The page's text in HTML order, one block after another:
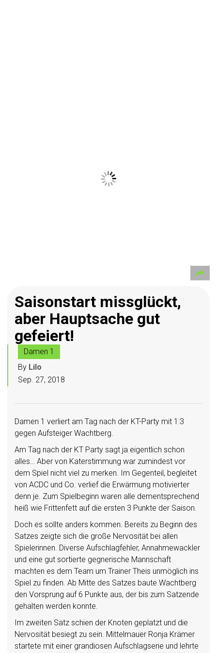
Saisonstart missglückt,
aber Hauptsache gut
gefeiert!
Damen 1
By Lilo
Sep. 27, 2018
Damen 1 verliert am Tag nach der KT-Party mit 1:3
gegen Aufsteiger Wachtberg.
Am Tag nach der KT Party sagt ja eigentlich schon
alles… Aber von Katerstimmung war zumindest vor
dem Spiel nicht viel zu merken. Im Gegenteil, begleitet
von ACDC und Co. verlief die Erwärmung motivierter
denn je. Zum Spielbeginn waren alle dementsprechend
heiß wie Frittenfett auf die ersten 3 Punkte der Saison.
Doch es sollte anders kommen. Bereits zu Beginn des
Satzes zeigte sich die große Nervosität bei allen
Spielerinnen. Diverse Aufschlagfehler, Annahmewackler
und eine gut sortierte gegnerische Mannschaft
machten es dem Team um Trainer Theis unmöglich ins
Spiel zu finden. Ab Mitte des Satzes baute Wachtberg
den Vorsprung auf 6 Punkte aus, der bis zum Satzende
gehalten werden konnte.
Im zweiten Satz schien der Knoten geplatzt und die
Nervosität besiegt zu sein. Mittelmauer Ronja Krämer
startete mit einer grandiosen Aufschlagserie und lehrte